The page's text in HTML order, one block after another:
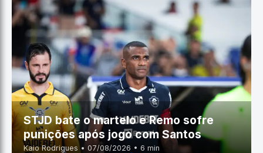
STJD bate o martelo e Remo sofre
punições após jogo com Santos
Kaio Rodrigues • 07/08/2026 • 6 min